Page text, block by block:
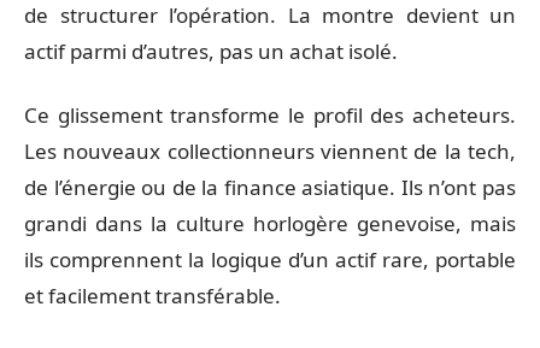
de structurer l’opération. La montre devient un
actif parmi d’autres, pas un achat isolé.
Ce glissement transforme le profil des acheteurs.
Les nouveaux collectionneurs viennent de la tech,
de l’énergie ou de la finance asiatique. Ils n’ont pas
grandi dans la culture horlogère genevoise, mais
ils comprennent la logique d’un actif rare, portable
et facilement transférable.